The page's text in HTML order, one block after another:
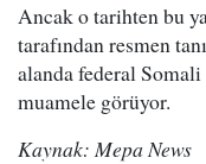
Ancak o tarihten bu
tarafından resmen
alanda federal
muamele görüyor.
Kaynak: Mepa News